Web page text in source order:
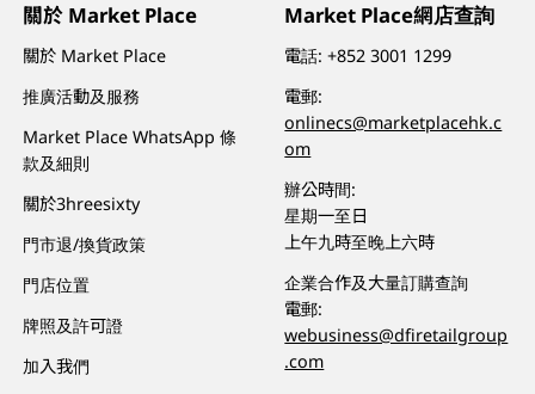
關於 Market Place
關於 Market Place
推廣活動及服務
Market Place WhatsApp 條
款及細則
關於3hreesixty
門市退/換貨政策
門店位置
牌照及許可證
加入我們
Market Place網店查詢
電話:+852 3001 1299
電郵:
onlinecs@marketplacehk.c
om
辦公時間:
星期一至日
上午九時至晚上六時
企業合作及大量訂購查詢
電郵:
webusiness@dfiretailgroup
.com